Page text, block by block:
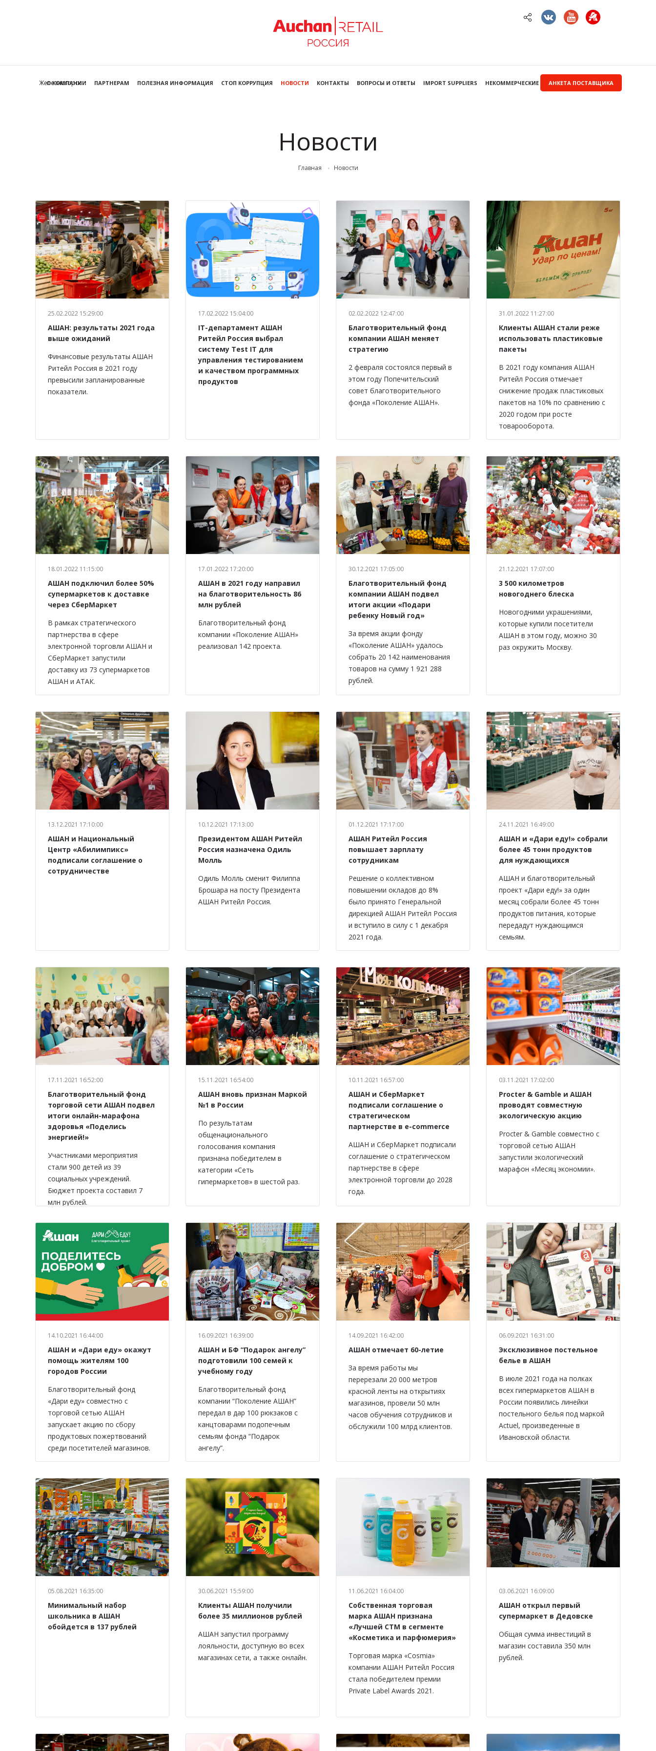
Железногорск АНКЕТА ПОСТАВЩИКА
О КОМПАНИИ ПАРТНЕРАМ ПОЛЕЗНАЯ ИНФОРМАЦИЯ СТОП КОРРУПЦИЯ НОВОСТИ КОНТАКТЫ ВОПРОСЫ И ОТВЕТЫ IMPORT SUPPLIERS НЕКОММЕРЧЕСКИЕ ЗАКУПКИ
Новости
Главная Новости
25.02.2022 15:29:00
АШАН: результаты 2021 года
выше ожиданий
Финансовые результаты АШАН
Ритейл Россия в 2021 году
превысили запланированные
показатели.
17.02.2022 15:04:00
IT-департамент АШАН
Ритейл Россия выбрал
систему Test IT для
управления тестированием
и качеством программных
продуктов
02.02.2022 12:47:00
Благотворительный фонд
компании АШАН меняет
стратегию
2 февраля состоялся первый в
этом году Попечительский
совет благотворительного
фонда «Поколение АШАН».
31.01.2022 11:27:00
Клиенты АШАН стали реже
использовать пластиковые
пакеты
В 2021 году компания АШАН
Ритейл Россия отмечает
снижение продаж пластиковых
пакетов на 10% по сравнению с
2020 годом при росте
товарооборота.
18.01.2022 11:15:00
АШАН подключил более 50%
супермаркетов к доставке
через СберМаркет
В рамках стратегического
партнерства в сфере
электронной торговли АШАН и
СберМаркет запустили
доставку из 73 супермаркетов
АШАН и АТАК.
17.01.2022 17:20:00
АШАН в 2021 году направил
на благотворительность 86
млн рублей
Благотворительный фонд
компании «Поколение АШАН»
реализовал 142 проекта.
30.12.2021 17:05:00
Благотворительный фонд
компании АШАН подвел
итоги акции «Подари
ребенку Новый год»
За время акции фонду
«Поколение АШАН» удалось
собрать 20 142 наименования
товаров на сумму 1 921 288
рублей.
21.12.2021 17:07:00
3 500 километров
новогоднего блеска
Новогодними украшениями,
которые купили посетители
АШАН в этом году, можно 30
раз окружить Москву.
13.12.2021 17:10:00
АШАН и Национальный
Центр «Абилимпикс»
подписали соглашение о
сотрудничестве
10.12.2021 17:13:00
Президентом АШАН Ритейл
Россия назначена Одиль
Молль
Одиль Молль сменит Филиппа
Брошара на посту Президента
АШАН Ритейл Россия.
01.12.2021 17:17:00
АШАН Ритейл Россия
повышает зарплату
сотрудникам
Решение о коллективном
повышении окладов до 8%
было принято Генеральной
дирекцией АШАН Ритейл Россия
и вступило в силу с 1 декабря
2021 года.
24.11.2021 16:49:00
АШАН и «Дари еду!» собрали
более 45 тонн продуктов
для нуждающихся
АШАН и благотворительный
проект «Дари еду!» за один
месяц собрали более 45 тонн
продуктов питания, которые
передадут нуждающимся
семьям.
17.11.2021 16:52:00
Благотворительный фонд
торговой сети АШАН подвел
итоги онлайн-марафона
здоровья «Поделись
энергией!»
Участниками мероприятия
стали 900 детей из 39
социальных учреждений.
Бюджет проекта составил 7
млн рублей.
15.11.2021 16:54:00
АШАН вновь признан Маркой
№1 в России
По результатам
общенационального
голосования компания
признана победителем в
категории «Сеть
гипермаркетов» в шестой раз.
10.11.2021 16:57:00
АШАН и СберМаркет
подписали соглашение о
стратегическом
партнерстве в e-commerce
АШАН и СберМаркет подписали
соглашение о стратегическом
партнерстве в сфере
электронной торговли до 2028
года.
03.11.2021 17:02:00
Procter & Gamble и АШАН
проводят совместную
экологическую акцию
Procter & Gamble совместно с
торговой сетью АШАН
запустили экологический
марафон «Месяц экономии».
14.10.2021 16:44:00
АШАН и «Дари еду» окажут
помощь жителям 100
городов России
Благотворительный фонд
«Дари еду» совместно с
торговой сетью АШАН
запускает акцию по сбору
продуктовых пожертвований
среди посетителей магазинов.
16.09.2021 16:39:00
АШАН и БФ “Подарок ангелу”
подготовили 100 семей к
учебному году
Благотворительный фонд
компании “Поколение АШАН”
передал в дар 100 рюкзаков с
канцтоварами подопечным
семьям фонда “Подарок
ангелу”.
14.09.2021 16:42:00
АШАН отмечает 60-летие
За время работы мы
перерезали 20 000 метров
красной ленты на открытиях
магазинов, провели 50 млн
часов обучения сотрудников и
обслужили 100 млрд клиентов.
06.09.2021 16:31:00
Эксклюзивное постельное
белье в АШАН
В июле 2021 года на полках
всех гипермаркетов АШАН в
России появились линейки
постельного белья под маркой
Actuel, произведенные в
Ивановской области.
05.08.2021 16:35:00
Минимальный набор
школьника в АШАН
обойдется в 137 рублей
30.06.2021 15:59:00
Клиенты АШАН получили
более 35 миллионов рублей
АШАН запустил программу
лояльности, доступную во всех
магазинах сети, а также онлайн.
11.06.2021 16:04:00
Собственная торговая
марка АШАН признана
«Лучшей СТМ в сегменте
«Косметика и парфюмерия»
Торговая марка «Cosmia»
компании АШАН Ритейл Россия
стала победителем премии
Private Label Awards 2021.
03.06.2021 16:09:00
АШАН открыл первый
супермаркет в Дедовске
Общая сумма инвестиций в
магазин составила 350 млн
рублей.